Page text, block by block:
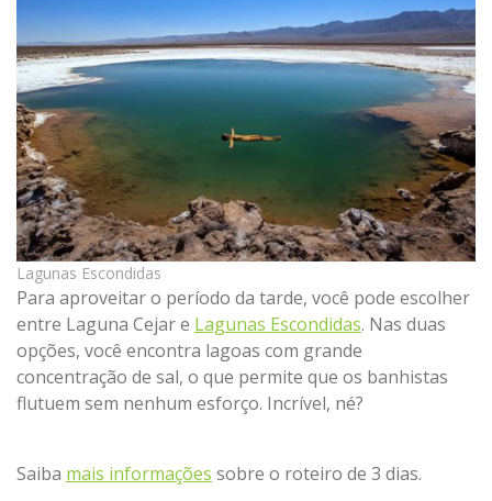
Lagunas Escondidas
Para aproveitar o período da tarde, você pode escolher
entre Laguna Cejar e Lagunas Escondidas. Nas duas
opções, você encontra lagoas com grande
concentração de sal, o que permite que os banhistas
flutuem sem nenhum esforço. Incrível, né?
Saiba mais informações sobre o roteiro de 3 dias.